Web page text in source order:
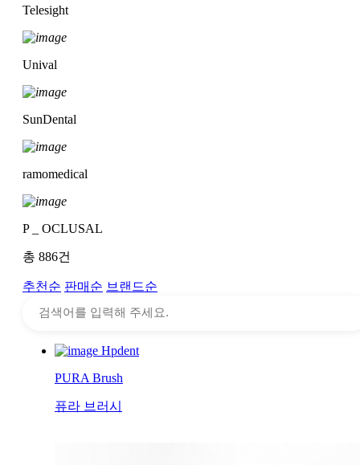
Telesight
Unival
SunDental
ramomedical
P _ OCLUSAL
총 886건
추천순 판매순 브랜드순
Hpdent
PURA Brush
퓨라 브러시